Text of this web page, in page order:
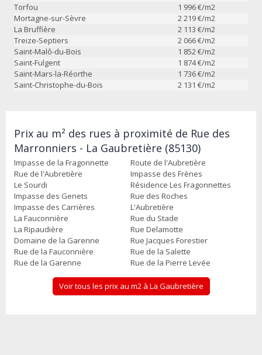
Torfou
1 996€/m2
Mortagne-sur-Sèvre
2 219€/m2
La Bruffière
2 113 €/m2
Treize-Septiers
2 066€/m2
Saint-Malô-du-Bois
1 852 €/m2
Saint-Fulgent
1 874€/m2
Saint-Mars-la-Réorthe
1 736€/m2
Saint-Christophe-du-Bois
2 131 €/m2
Prix au m² des rues à proximité de Rue des
Marronniers - La Gaubretière (85130)
Impasse de la Fragonnette
Route de l'Aubretière
Rue de l'Aubretière
Impasse des Frènes
Le Sourdi
Résidence Les Fragonnettes
Impasse des Genets
Rue des Roches
Impasse des Carrières
L'Aubretière
La Fauconnière
Rue du Stade
La Ripaudière
Rue Delamotte
Domaine de la Garenne
Rue Jacques Forestier
Rue de la Fauconnière
Rue de la Salette
Rue de la Garenne
Rue de la Pierre Levée
Voir tous les prix au m2 à La Gaubretière